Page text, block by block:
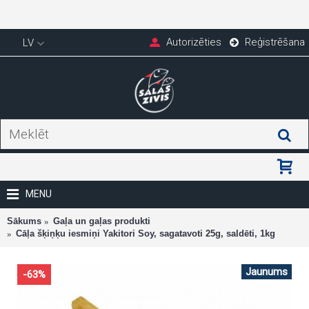
LV Autorizēties Reģistrēšana
MENU
Sākums
Gaļa un gaļas produkti
Cāļa šķiņķu iesmiņi Yakitori Soy, sagatavoti 25g, saldēti, 1kg
Jaunums
-63%